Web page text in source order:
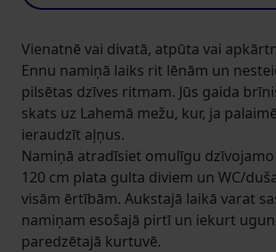
Vienatnē vai divatā, atpūta vai
Ennu namiņā laiks rit lēnām un
pilsētas dzīves ritmam. Jūs gaida
skats uz Lahemā mežu, kur, ja
ieraudzīt aļņus.
Namiņā atradīsiet omulīgu
120 cm plata gulta diviem un WC/
visām ērtībām. Aukstajā laikā varat
namiņam esošajā pirtī un iekurt
paredzētajā kurtuvē.